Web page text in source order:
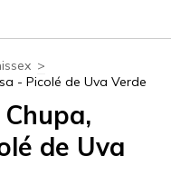
>
- Picolé de Uva Verde
de Uva